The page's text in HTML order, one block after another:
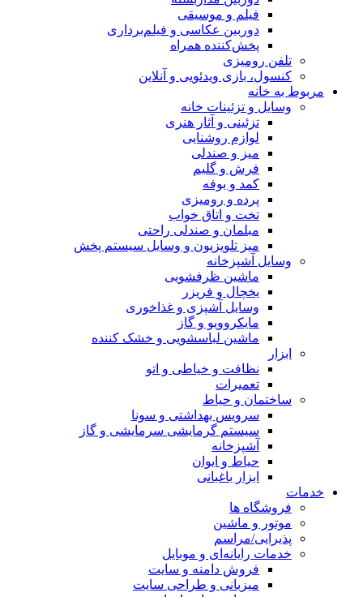
فیلم و موسیقی
دوربین عکاسی و فیلم‌برداری
پخش‌کننده همراه
تلفن رومیزی
کنسول، بازی‌ ویدئویی و آنلاین
مربوط به خانه
وسایل و تزئینات خانه
تزئینی و آثار هنری
لوازم روشنایی
میز و صندلی
فرش و گلیم
کمد و بوفه
پرده و رومیزی
تخت و اتاق خواب
مبلمان و صندلی راحتی
میز تلویزیون و وسایل سیستم پخش
وسایل آشپزخانه
ماشین ظرفشویی
یخچال و فریزر
وسایل آشپزی و غذاخوری
مایکروویو و گاز
ماشین لباسشویی و خشک کننده
ابزار
نظافت و خیاطی و اتو
تعمیرات
ساختمان و حیاط
سرویس بهداشتی و سونا
سیستم گرمایشی سرمایشی و گاز
آشپزخانه
حیاط و ایوان
ابزار باغبانی
خدمات
فروشگاه ها
موتور و ماشین
پذیرایی/مراسم
خدمات رایانه‌ای و موبایل
فروش دامنه و سایت
میزبانی و طراحی سایت